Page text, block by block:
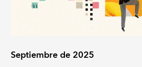
Septiembre de 2025